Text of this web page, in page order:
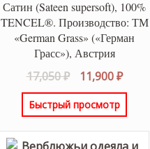
Сатин (Sateen supersoft), 100%
TENCEL®. Производство: ТМ
«German Grass» («Герман
Грасс»), Австрия
17,050₽
цена
составляла
11,900₽
Быстрый просмотр